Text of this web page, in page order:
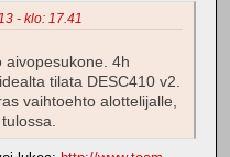
- klo: 17.41
aivopesukone. 4h
tilata DESC410 v2.
vaihtoehto alottelijalle,